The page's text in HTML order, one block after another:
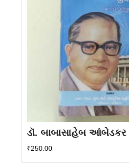
ડૉ. બાબાસાહેબ આંબેડકર
₹250.00